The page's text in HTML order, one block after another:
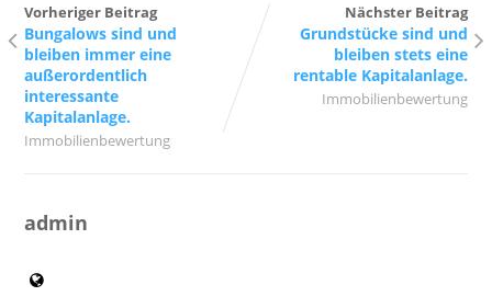
Vorheriger Beitrag
Bungalows sind und
bleiben immer eine
außerordentlich
interessante
Kapitalanlage.
Immobilienbewertung
Nächster Beitrag
Grundstücke sind und
bleiben stets eine
rentable Kapitalanlage.
Immobilienbewertung
admin